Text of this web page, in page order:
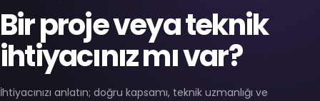
Bir proje veya teknik
ihtiyacınız mı var?
İhtiyacınızı anlatın; doğru kapsamı, teknik uzmanlığı ve